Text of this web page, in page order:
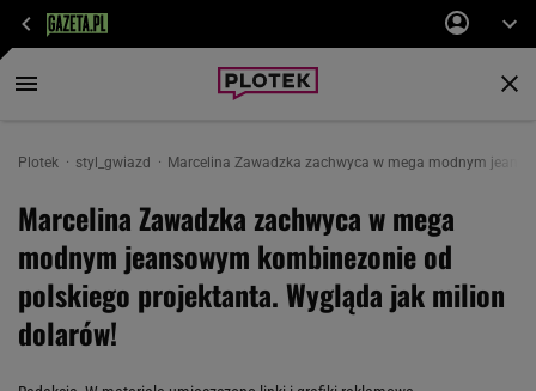
Plotek styl_gwiazd Marcelina Zawadzka zachwyca w mega modnym
Marcelina Zawadzka zachwyca w mega
modnym jeansowym kombinezonie od
polskiego projektanta. Wygląda jak milion
dolarów!